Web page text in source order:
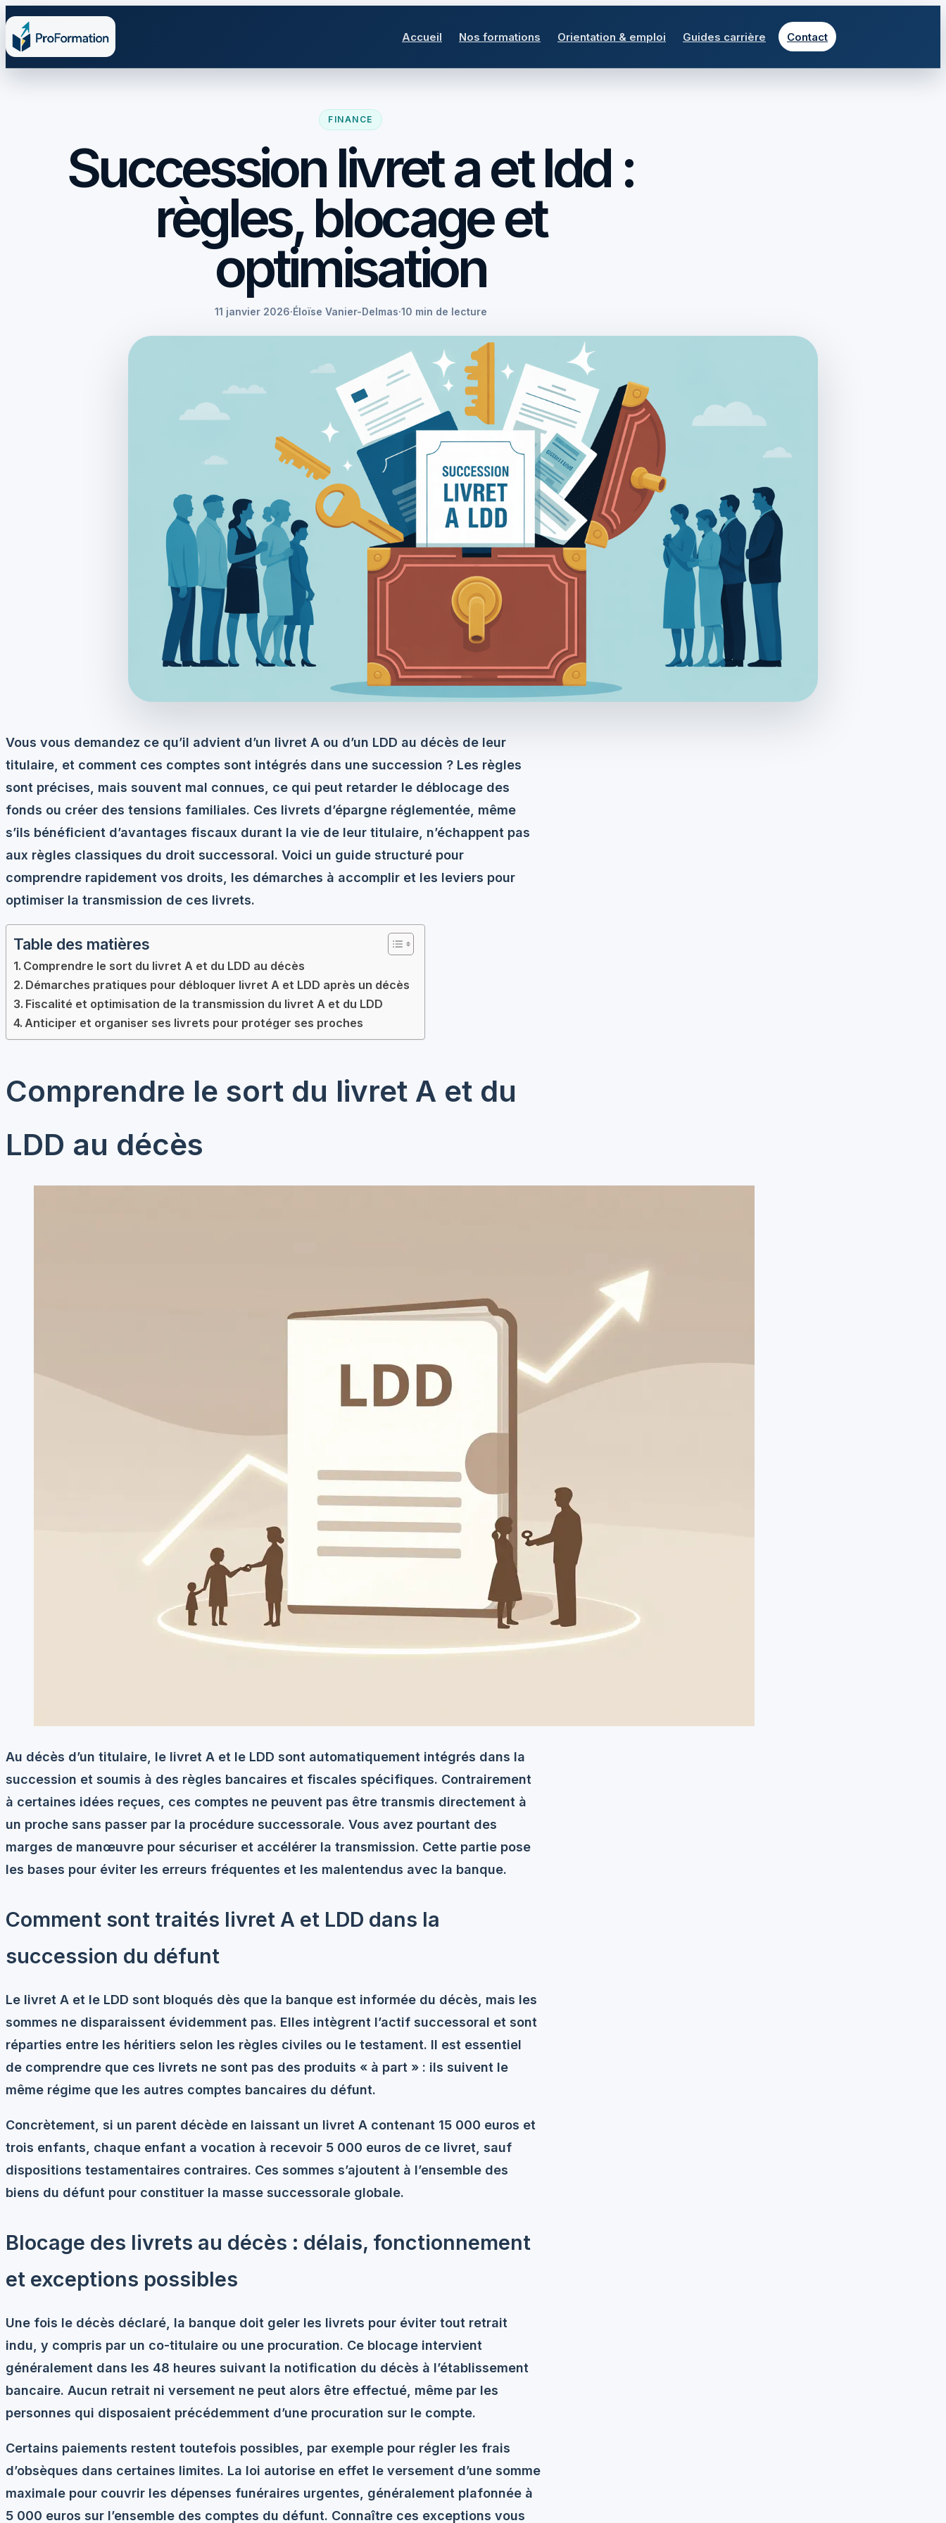
Accueil Nos formations Orientation & emploi Guides carrière Contact
FINANCE
Succession livret a et ldd :
règles, blocage et
optimisation
11 janvier 2026·Éloïse Vanier-Delmas·10 min de lecture
Vous vous demandez ce qu’il advient d’un livret A ou d’un LDD au décès de leur
titulaire, et comment ces comptes sont intégrés dans une succession ? Les règles
sont précises, mais souvent mal connues, ce qui peut retarder le déblocage des
fonds ou créer des tensions familiales. Ces livrets d’épargne réglementée, même
s’ils bénéficient d’avantages fiscaux durant la vie de leur titulaire, n’échappent pas
aux règles classiques du droit successoral. Voici un guide structuré pour
comprendre rapidement vos droits, les démarches à accomplir et les leviers pour
optimiser la transmission de ces livrets.
Table des matières
Comprendre le sort du livret A et du LDD au décès
Démarches pratiques pour débloquer livret A et LDD après un décès
Fiscalité et optimisation de la transmission du livret A et du LDD
Anticiper et organiser ses livrets pour protéger ses proches
Comprendre le sort du livret A et du
LDD au décès
Au décès d’un titulaire, le livret A et le LDD sont automatiquement intégrés dans la
succession et soumis à des règles bancaires et fiscales spécifiques. Contrairement
à certaines idées reçues, ces comptes ne peuvent pas être transmis directement à
un proche sans passer par la procédure successorale. Vous avez pourtant des
marges de manœuvre pour sécuriser et accélérer la transmission. Cette partie pose
les bases pour éviter les erreurs fréquentes et les malentendus avec la banque.
Comment sont traités livret A et LDD dans la
succession du défunt
Le livret A et le LDD sont bloqués dès que la banque est informée du décès, mais les
sommes ne disparaissent évidemment pas. Elles intègrent l’actif successoral et sont
réparties entre les héritiers selon les règles civiles ou le testament. Il est essentiel
de comprendre que ces livrets ne sont pas des produits « à part » : ils suivent le
même régime que les autres comptes bancaires du défunt.
Concrètement, si un parent décède en laissant un livret A contenant 15 000 euros et
trois enfants, chaque enfant a vocation à recevoir 5 000 euros de ce livret, sauf
dispositions testamentaires contraires. Ces sommes s’ajoutent à l’ensemble des
biens du défunt pour constituer la masse successorale globale.
Blocage des livrets au décès : délais, fonctionnement
et exceptions possibles
Une fois le décès déclaré, la banque doit geler les livrets pour éviter tout retrait
indu, y compris par un co-titulaire ou une procuration. Ce blocage intervient
généralement dans les 48 heures suivant la notification du décès à l’établissement
bancaire. Aucun retrait ni versement ne peut alors être effectué, même par les
personnes qui disposaient précédemment d’une procuration sur le compte.
Certains paiements restent toutefois possibles, par exemple pour régler les frais
d’obsèques dans certaines limites. La loi autorise en effet le versement d’une somme
maximale pour couvrir les dépenses funéraires urgentes, généralement plafonnée à
5 000 euros sur l’ensemble des comptes du défunt. Connaître ces exceptions vous